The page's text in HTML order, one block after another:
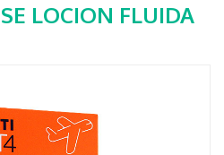
LOCION FLUIDA